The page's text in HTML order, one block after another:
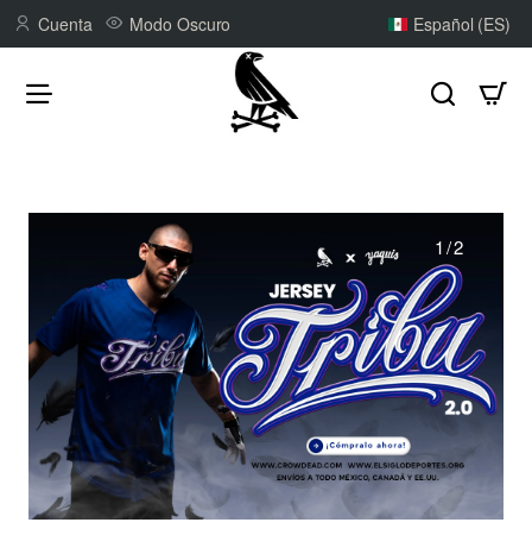
CROWDEAD
Cuenta Modo Oscuro Español (ES)
2/2